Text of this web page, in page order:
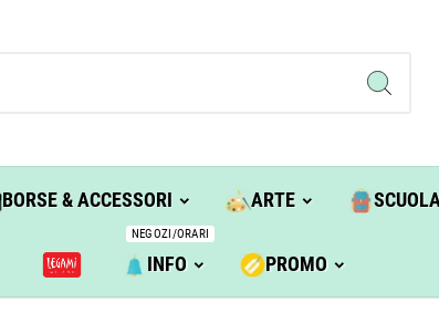
BORSE & ACCESSORI ARTE
INFO
NEGOZI/ORARI
PROMO